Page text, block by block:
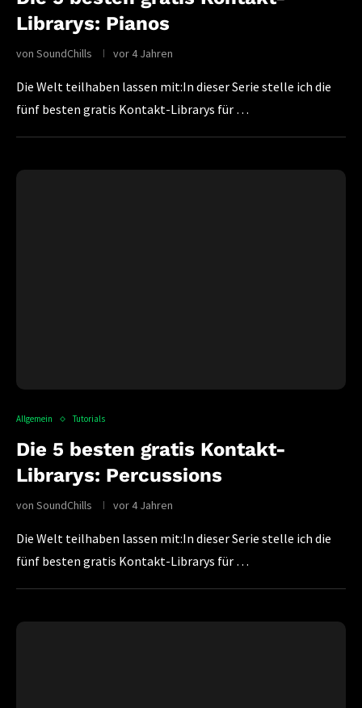
Librarys: Pianos
von SoundChills vor 4 Jahren
Die Welt teilhaben lassen mit:In dieser Serie stelle ich die
fünf besten gratis Kontakt-Librarys für …
Allgemein Tutorials
Die 5 besten gratis Kontakt-
Librarys: Percussions
von SoundChills vor 4 Jahren
Die Welt teilhaben lassen mit:In dieser Serie stelle ich die
fünf besten gratis Kontakt-Librarys für …